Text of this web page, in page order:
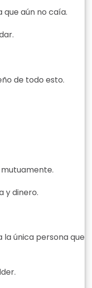
que aún no caía.
de todo esto.
y dinero.
la única persona que